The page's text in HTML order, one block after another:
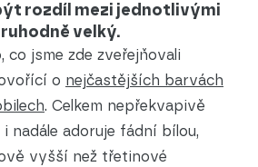
rozdíl mezi jednotlivými
velký.
co jsme zde zveřejňovali
o nejčastějších barvách
. Celkem nepřekvapivě
nadále adoruje fádní bílou,
vyšší než třetinové